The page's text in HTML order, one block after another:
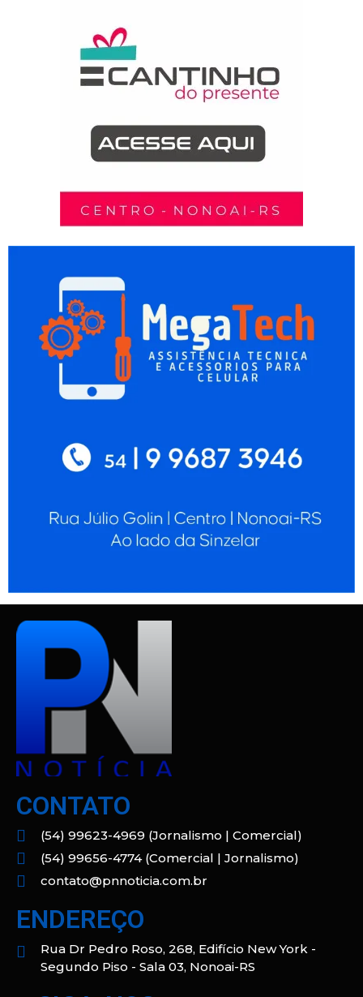
CONTATO
(54) 99623-4969 (Jornalismo | Comercial)
(54) 99656-4774 (Comercial | Jornalismo)
contato@pnnoticia.com.br
ENDEREÇO
Rua Dr Pedro Roso, 268, Edifício New York -
Segundo Piso - Sala 03, Nonoai-RS